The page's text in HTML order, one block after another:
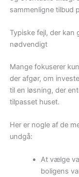
sammenligne tilbud
Typiske fejl, der kan
nødvendigt
Mange fokuserer
der afgør, om
til en løsning, der
tilpasset huset.
Her er nogle af de
undgå:
At vælge
boligens